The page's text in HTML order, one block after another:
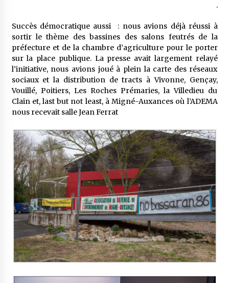
.
Succès démocratique aussi : nous avions déjà réussi à
sortir le thème des bassines des salons feutrés de la
préfecture et de la chambre d’agriculture pour le porter
sur la place publique. La presse avait largement relayé
l’initiative, nous avions joué à plein la carte des réseaux
sociaux et la distribution de tracts à Vivonne, Gençay,
Vouillé, Poitiers, Les Roches Prémaries, la Villedieu du
Clain et, last but not least, à Migné-Auxances où l’ADEMA
nous recevait salle Jean Ferrat